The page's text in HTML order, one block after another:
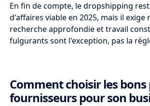
En fin de compte, le dropshipping
d'affaires viable en 2025, mais il exige
recherche approfondie et travail
fulgurants sont l'exception, pas la
Comment choisir les
fournisseurs pour son